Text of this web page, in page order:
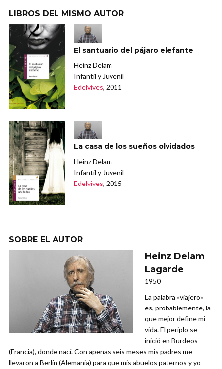
LIBROS DEL MISMO AUTOR
El santuario del pájaro elefante
Heinz Delam
Infantil y Juvenil
Edelvives, 2011
La casa de los sueños olvidados
Heinz Delam
Infantil y Juvenil
Edelvives, 2015
SOBRE EL AUTOR
Heinz Delam
Lagarde
1950
La palabra «viajero»
es, probablemente, la
que mejor define mi
vida. El periplo se
inició en Burdeos
(Francia), donde nací. Con apenas seis meses mis padres me
llevaron a Berlín (Alemania) para que mis abuelos paternos y yo